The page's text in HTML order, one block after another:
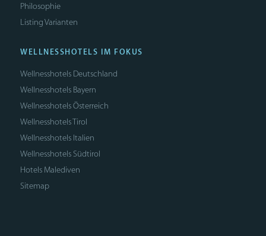
Philosophie
Listing Varianten
WELLNESSHOTELS IM FOKUS
Wellnesshotels Deutschland
Wellnesshotels Bayern
Wellnesshotels Österreich
Wellnesshotels Tirol
Wellnesshotels Italien
Wellnesshotels Südtirol
Hotels Malediven
Sitemap